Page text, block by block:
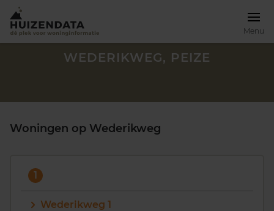
Menu
WEDERIKWEG, PEIZE
Woningen op Wederikweg
1
Wederikweg 1